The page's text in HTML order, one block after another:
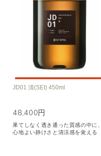
JD01 清(SEI) 450ml
48,400円
果てしなく透き通った質感の中に、
心地よい静けさと清涼感を覚える